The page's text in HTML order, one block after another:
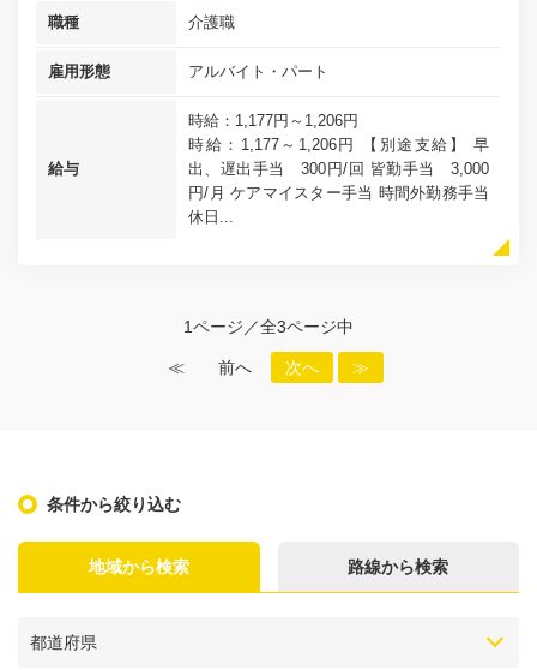
職種 介護職
雇用形態 アルバイト・パート
給与
時給：1,177円～1,206円
時給：1,177～1,206円 【別途支給】 早
出、遅出手当 300円/回 皆勤手当 3,000
円/月 ケアマイスター手当 時間外勤務手当
休日...
1ページ／全3ページ中
≪ 前へ 次へ ≫
条件から絞り込む
地域から検索 路線から検索
都道府県